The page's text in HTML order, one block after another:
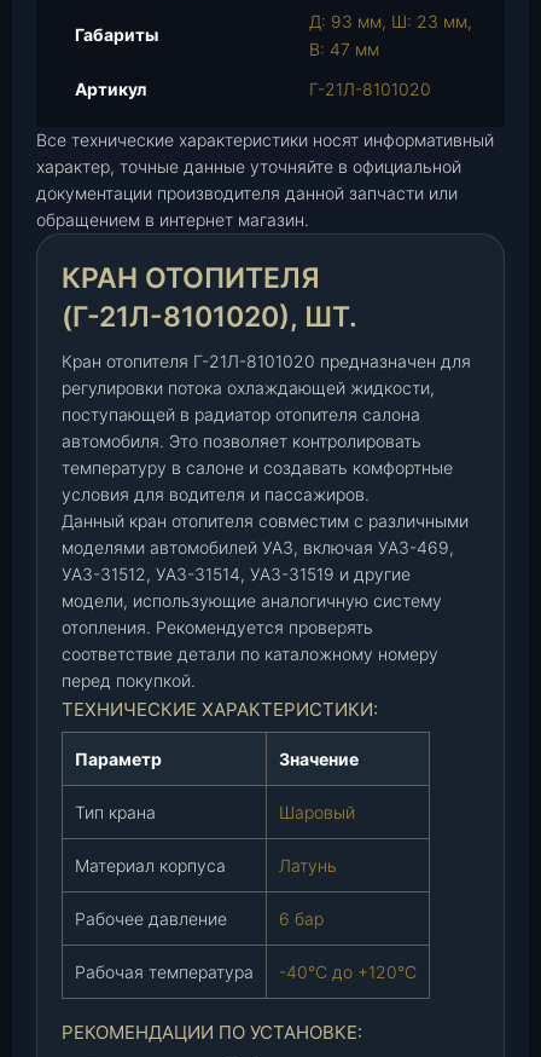
о
т
о
п
е
я
(
Г
-
2
1
Л
-
0
2
)
И
М
з
н
А
Габариты
Д: 93 мм, Ш: 23 мм,
В: 47 мм
Артикул
Г-21Л-8101020
Все технические характеристики носят информативный
характер, точные данные уточняйте в официальной
документации производителя данной запчасти или
обращением в интернет магазин.
КРАН ОТОПИТЕЛЯ
(Г-21Л-8101020), ШТ.
Кран отопителя Г-21Л-8101020 предназначен для
регулировки потока охлаждающей жидкости,
поступающей в радиатор отопителя салона
автомобиля. Это позволяет контролировать
температуру в салоне и создавать комфортные
условия для водителя и пассажиров.
Данный кран отопителя совместим с различными
моделями автомобилей УАЗ, включая УАЗ-469,
УАЗ-31512, УАЗ-31514, УАЗ-31519 и другие
модели, использующие аналогичную систему
отопления. Рекомендуется проверять
соответствие детали по каталожному номеру
перед покупкой.
ТЕХНИЧЕСКИЕ ХАРАКТЕРИСТИКИ:
Параметр Значение
Тип крана Шаровый
Материал корпуса Латунь
Рабочее давление 6 бар
Рабочая температура -40°C до +120°C
РЕКОМЕНДАЦИИ ПО УСТАНОВКЕ: